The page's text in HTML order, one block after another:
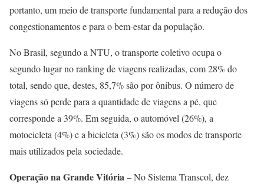
portanto, um meio de transporte fundamental para a redução dos
congestionamentos e para o bem-estar da população.
No Brasil, segundo a NTU, o transporte coletivo ocupa o
segundo lugar no ranking de viagens realizadas, com 28% do
total, sendo que, destes, 85,7% são por ônibus. O número de
viagens só perde para a quantidade de viagens a pé, que
corresponde a 39%. Em seguida, o automóvel (26%), a
motocicleta (4%) e a bicicleta (3%) são os modos de transporte
mais utilizados pela sociedade.
Operação na Grande Vitória– No Sistema Transcol, dez